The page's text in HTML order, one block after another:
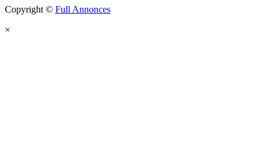
Copyright © Full Annonces
×